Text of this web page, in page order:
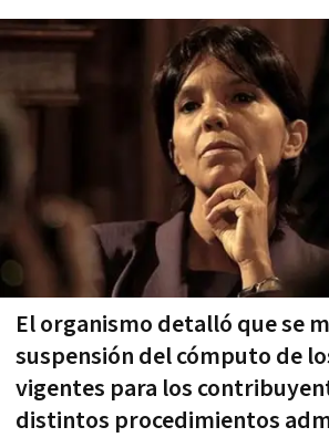
El organismo detalló que se
suspensión del cómputo de
vigentes para los
distintos procedimientos